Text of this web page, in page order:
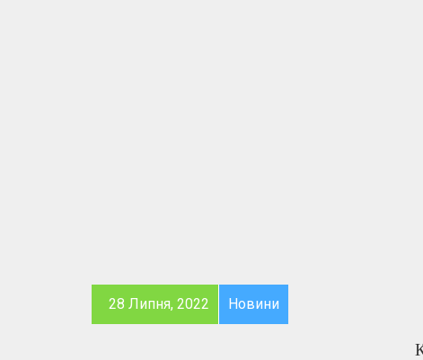
28 Липня, 2022 Новини